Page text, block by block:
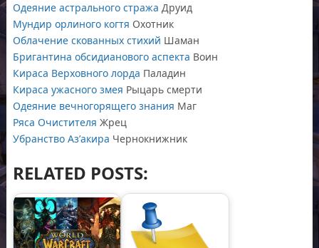
Одеяние астрального стража Друид
Мундир орлиного когтя Охотник
Облачение скованных стихий Шаман
Бригантина обсидианового аспекта Воин
Кираса Верховного лорда Паладин
Кираса ужасного змея Рыцарь смерти
Одеяние вечногорящего знания Маг
Ряса Очистителя Жрец
Убранство Аз’акира Чернокнижник
RELATED POSTS: